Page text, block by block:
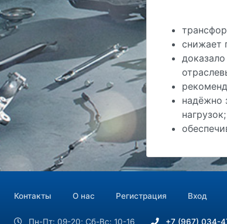
снижает
надёжно
нагрузок;
Контакты О нас Регистрация Вход
Пн-Пт: 09-20; Сб-Вс: 10-16 +7 (967) 034-